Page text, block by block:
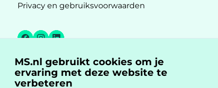
Privacy en gebruiksvoorwaarden
Facebook
Instagram
LinkedIn
MS.nl is een initiatief van:
MS.nl gebruikt cookies om je
ervaring met deze website te
verbeteren